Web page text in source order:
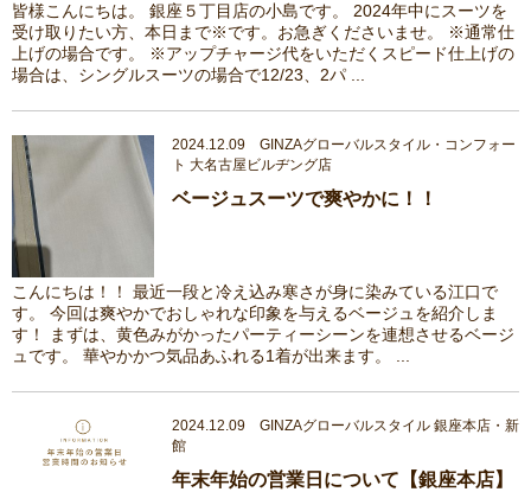
皆様こんにちは。 銀座５丁目店の小島です。 2024年中にスーツを
受け取りたい方、本日まで※です。お急ぎくださいませ。 ※通常仕
上げの場合です。 ※アップチャージ代をいただくスピード仕上げの
場合は、シングルスーツの場合で12/23、2パ ...
2024.12.09 GINZAグローバルスタイル・コンフォー
ト 大名古屋ビルヂング店
ベージュスーツで爽やかに！！
こんにちは！！ 最近一段と冷え込み寒さが身に染みている江口で
す。 今回は爽やかでおしゃれな印象を与えるベージュを紹介しま
す！ まずは、黄色みがかったパーティーシーンを連想させるベージ
ュです。 華やかかつ気品あふれる1着が出来ます。 ...
2024.12.09 GINZAグローバルスタイル 銀座本店・新
館
年末年始の営業日について【銀座本店】